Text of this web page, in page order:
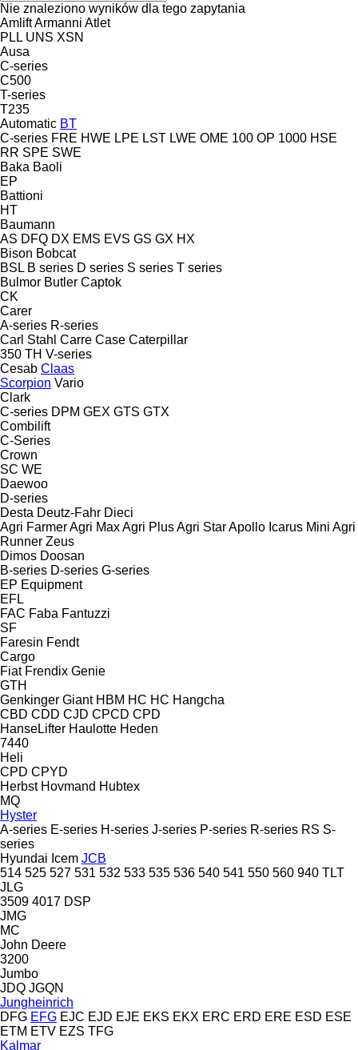
Nie znaleziono wyników dla tego zapytania
AmliftArmanni Atlet
PLL UNS XSN
Ausa
C-series
C500
T-series
T235
Automatic BT
C-series FRE HWE LPE LST LWE OME 100 OP 1000 HSE
RR SPE SWE
Baka Baoli
EP
Battioni
HT
Baumann
AS DFQ DX EMS EVS GS GX HX
Bison Bobcat
BSL B series D series S series T series
Bulmor Butler Captok
CK
Carer
A-series R-series
Carl Stahl Carre Case Caterpillar
350 TH V-series
Cesab Claas
Scorpion Vario
Clark
C-series DPM GEX GTS GTX
Combilift
C-Series
Crown
SC WE
Daewoo
D-series
Desta Deutz-Fahr Dieci
Agri FarmerAgri MaxAgri PlusAgri StarApollo Icarus Mini Agri
Runner Zeus
Dimos Doosan
B-series D-series G-series
EP Equipment
EFL
FAC Faba Fantuzzi
SF
Faresin Fendt
Cargo
Fiat Frendix Genie
GTH
Genkinger Giant HBM HC HC Hangcha
CBD CDD CJD CPCD CPD
HanseLifter Haulotte Heden
7440
Heli
CPD CPYD
Herbst Hovmand Hubtex
MQ
Hyster
A-series E-series H-series J-series P-series R-series RS S-
series
Hyundai Icem JCB
514 525 527 531 532 533 535 536 540 541 550 560 940 TLT
JLG
3509 4017 DSP
JMG
MC
John Deere
3200
Jumbo
JDQ JGQN
Jungheinrich
DFG EFG EJC EJD EJE EKS EKX ERC ERD ERE ESD ESE
ETM ETV EZS TFG
Kalmar